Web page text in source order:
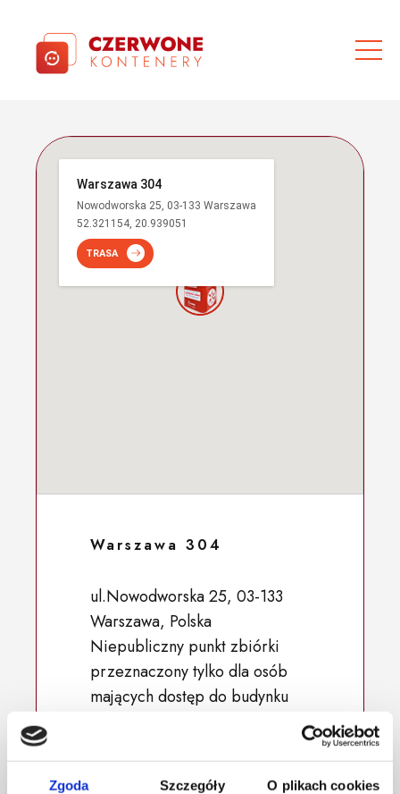
Zgoda Szczegóły O plikach cookies
Warszawa 304
Nowodworska 25, 03-133 Warszawa
52.321154, 20.939051
TRASA
Warszawa 304
ul.Nowodworska 25, 03-133
Warszawa, Polska
Niepubliczny punkt zbiórki
przeznaczony tylko dla osób
mających dostęp do budynku